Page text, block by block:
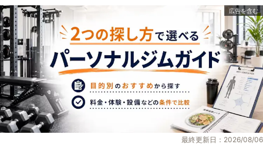
最終更新日：2026/08/06